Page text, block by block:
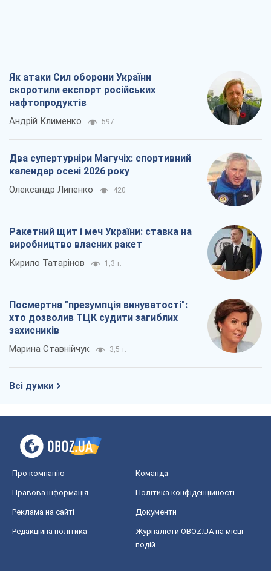
Як атаки Сил оборони України
скоротили експорт російських
нафтопродуктів
Андрій Клименко 597
Два супертурніри Магучіх: спортивний
календар осені 2026 року
Олександр Липенко 420
Ракетний щит і меч України: ставка на
виробництво власних ракет
Кирило Татарінов 1,3 т.
Посмертна "презумпція винуватості":
хто дозволив ТЦК судити загиблих
захисників
Марина Ставнійчук 3,5 т.
Всі думки
Про компанію Команда
Правова інформація Політика конфіденційності
Реклама на сайті Документи
Редакційна політика
Журналісти OBOZ.UA на місці
подій